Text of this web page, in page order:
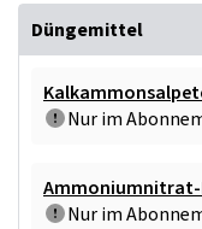
Düngemittel
Nur im
Ammoniumnitrat-
Nur im